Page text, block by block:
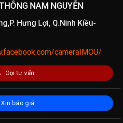
NAM NGUYỄN
Hưng Lợi, Q.Ninh Kiều-
cameraIMOU/
Gọi tư vấn
Xin báo giá